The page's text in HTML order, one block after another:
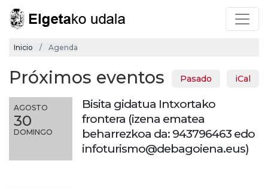
Inicio Agenda
Próximos eventos Pasado iCal
AGOSTO
30
DOMINGO
Bisita gidatua Intxortako
frontera (izena ematea
beharrezkoa da: 943796463 edo
infoturismo@debagoiena.eus)